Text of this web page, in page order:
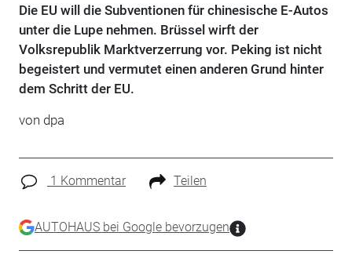
Die EU will die Subventionen für chinesische E-Autos
unter die Lupe nehmen. Brüssel wirft der
Volksrepublik Marktverzerrung vor. Peking ist nicht
begeistert und vermutet einen anderen Grund hinter
dem Schritt der EU.
von dpa
1 Kommentar Teilen
AUTOHAUS bei Google bevorzugen